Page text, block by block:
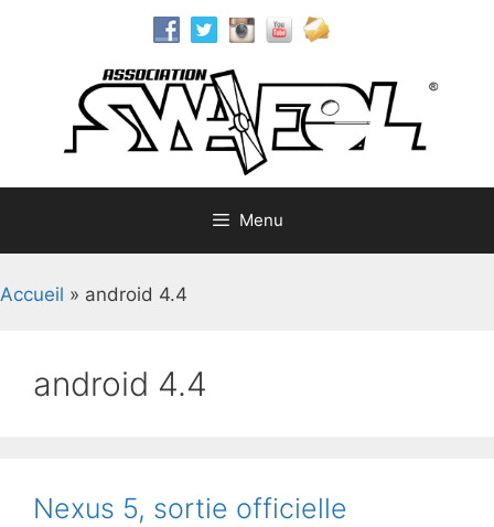
Menu
Accueil » android 4.4
android 4.4
Nexus 5, sortie officielle